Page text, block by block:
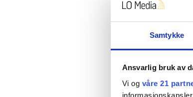
Samtykke
Ansvarlig bruk av
Vi og våre 21